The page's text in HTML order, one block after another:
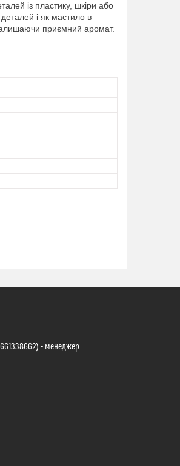
із пластику, шкіри або
і як мастило в
приємний аромат.
менеджер